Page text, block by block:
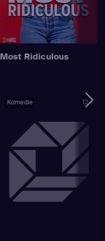
Most Ridiculous
Komedie 12+